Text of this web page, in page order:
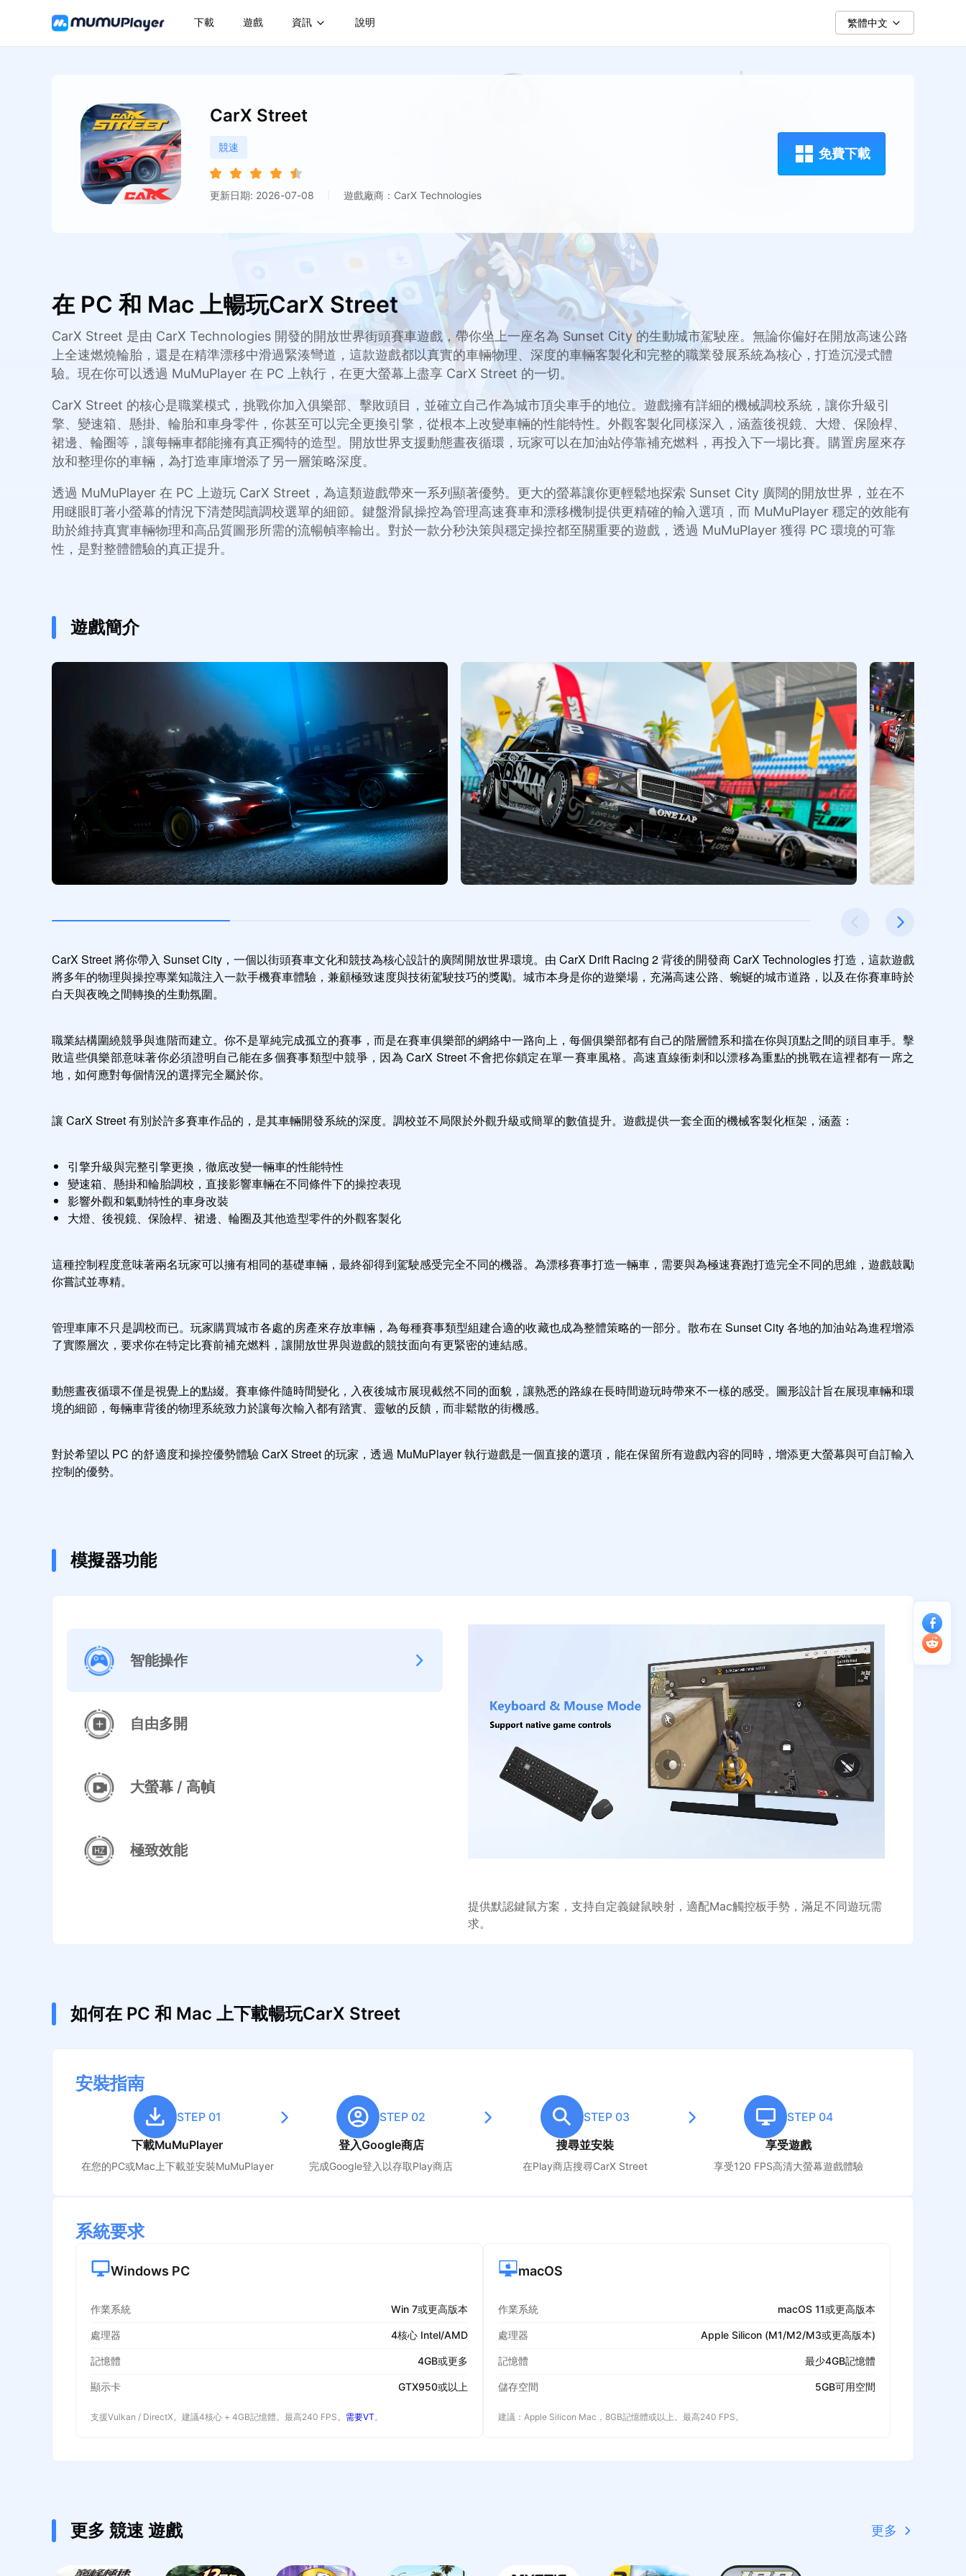
下載 遊戲 資訊 說明 繁體中文
CarX Street
競速
更新日期: 2026-07-08 遊戲廠商：CarX Technologies
免費下載
在 PC 和 Mac 上暢玩CarX Street
CarX Street 是由 CarX Technologies 開發的開放世界街頭賽車遊戲，帶你坐上一座名為 Sunset City 的生動城市駕駛座。無論你偏好在開放高速公路
上全速燃燒輪胎，還是在精準漂移中滑過緊湊彎道，這款遊戲都以真實的車輛物理、深度的車輛客製化和完整的職業發展系統為核心，打造沉浸式體
驗。現在你可以透過 MuMuPlayer 在 PC 上執行，在更大螢幕上盡享 CarX Street 的一切。
CarX Street 的核心是職業模式，挑戰你加入俱樂部、擊敗頭目，並確立自己作為城市頂尖車手的地位。遊戲擁有詳細的機械調校系統，讓你升級引
擎、變速箱、懸掛、輪胎和車身零件，你甚至可以完全更換引擎，從根本上改變車輛的性能特性。外觀客製化同樣深入，涵蓋後視鏡、大燈、保險桿、
裙邊、輪圈等，讓每輛車都能擁有真正獨特的造型。開放世界支援動態晝夜循環，玩家可以在加油站停靠補充燃料，再投入下一場比賽。購置房屋來存
放和整理你的車輛，為打造車庫增添了另一層策略深度。
透過 MuMuPlayer 在 PC 上遊玩 CarX Street，為這類遊戲帶來一系列顯著優勢。更大的螢幕讓你更輕鬆地探索 Sunset City 廣闊的開放世界，並在不
用瞇眼盯著小螢幕的情況下清楚閱讀調校選單的細節。鍵盤滑鼠操控為管理高速賽車和漂移機制提供更精確的輸入選項，而 MuMuPlayer 穩定的效能有
助於維持真實車輛物理和高品質圖形所需的流暢幀率輸出。對於一款分秒決策與穩定操控都至關重要的遊戲，透過 MuMuPlayer 獲得 PC 環境的可靠
性，是對整體體驗的真正提升。
遊戲簡介
CarX Street 將你帶入 Sunset City，一個以街頭賽車文化和競技為核心設計的廣闊開放世界環境。由 CarX Drift Racing 2 背後的開發商 CarX Technologies 打造，這款遊戲
將多年的物理與操控專業知識注入一款手機賽車體驗，兼顧極致速度與技術駕駛技巧的獎勵。城市本身是你的遊樂場，充滿高速公路、蜿蜒的城市道路，以及在你賽車時於
白天與夜晚之間轉換的生動氛圍。
職業結構圍繞競爭與進階而建立。你不是單純完成孤立的賽事，而是在賽車俱樂部的網絡中一路向上，每個俱樂部都有自己的階層體系和擋在你與頂點之間的頭目車手。擊
敗這些俱樂部意味著你必須證明自己能在多個賽事類型中競爭，因為 CarX Street 不會把你鎖定在單一賽車風格。高速直線衝刺和以漂移為重點的挑戰在這裡都有一席之
地，如何應對每個情況的選擇完全屬於你。
讓 CarX Street 有別於許多賽車作品的，是其車輛開發系統的深度。調校並不局限於外觀升級或簡單的數值提升。遊戲提供一套全面的機械客製化框架，涵蓋：
引擎升級與完整引擎更換，徹底改變一輛車的性能特性
變速箱、懸掛和輪胎調校，直接影響車輛在不同條件下的操控表現
影響外觀和氣動特性的車身改裝
大燈、後視鏡、保險桿、裙邊、輪圈及其他造型零件的外觀客製化
這種控制程度意味著兩名玩家可以擁有相同的基礎車輛，最終卻得到駕駛感受完全不同的機器。為漂移賽事打造一輛車，需要與為極速賽跑打造完全不同的思維，遊戲鼓勵
你嘗試並專精。
管理車庫不只是調校而已。玩家購買城市各處的房產來存放車輛，為每種賽事類型組建合適的收藏也成為整體策略的一部分。散布在 Sunset City 各地的加油站為進程增添
了實際層次，要求你在特定比賽前補充燃料，讓開放世界與遊戲的競技面向有更緊密的連結感。
動態晝夜循環不僅是視覺上的點綴。賽車條件隨時間變化，入夜後城市展現截然不同的面貌，讓熟悉的路線在長時間遊玩時帶來不一樣的感受。圖形設計旨在展現車輛和環
境的細節，每輛車背後的物理系統致力於讓每次輸入都有踏實、靈敏的反饋，而非鬆散的街機感。
對於希望以 PC 的舒適度和操控優勢體驗 CarX Street 的玩家，透過 MuMuPlayer 執行遊戲是一個直接的選項，能在保留所有遊戲內容的同時，增添更大螢幕與可自訂輸入
控制的優勢。
模擬器功能
智能操作
自由多開
大螢幕 / 高幀
極致效能
提供默認鍵鼠方案，支持自定義鍵鼠映射，適配Mac觸控板手勢，滿足不同遊玩需
求。
如何在 PC 和 Mac 上下載暢玩CarX Street
安裝指南
STEP 01
下載MuMuPlayer
在您的PC或Mac上下載並安裝MuMuPlayer
STEP 02
登入Google商店
完成Google登入以存取Play商店
STEP 03
搜尋並安裝
在Play商店搜尋CarX Street
STEP 04
享受遊戲
享受120 FPS高清大螢幕遊戲體驗
系統要求
Windows PC
作業系統 Win 7或更高版本
處理器 4核心 Intel/AMD
記憶體 4GB或更多
顯示卡 GTX950或以上
支援Vulkan / DirectX。建議4核心 + 4GB記憶體。最高240 FPS。 需要VT 。
macOS
作業系統 macOS 11或更高版本
處理器 Apple Silicon (M1/M2/M3或更高版本)
記憶體 最少4GB記憶體
儲存空間 5GB可用空間
建議：Apple Silicon Mac，8GB記憶體或以上。最高240 FPS。
更多 競速 遊戲 更多